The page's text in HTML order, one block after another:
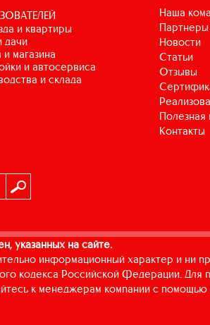
и квартиры
дачи
и магазина
и автосервиса
и склада
Наша
Партнеры
Новости
Статьи
Отзывы
Контакты
указанных на сайте.
информационный характер и ни
кодекса Российской Федерации.
к менеджерам компании с